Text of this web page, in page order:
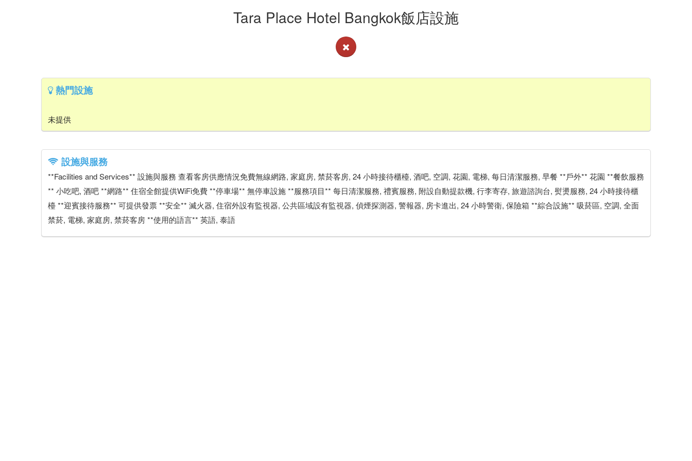
Tara Place Hotel Bangkok飯店設施
熱門設施
未提供
設施與服務
**Facilities and Services** 設施與服務 查看客房供應情況免費無線網路, 家庭房, 禁菸客房, 24 小時接待櫃檯, 酒吧, 空調, 花園, 電梯, 每日清潔服務, 早餐 **戶外** 花園 **餐飲服務
** 小吃吧, 酒吧 **網路** 住宿全館提供WiFi免費 **停車場** 無停車設施 **服務項目** 每日清潔服務, 禮賓服務, 附設自動提款機, 行李寄存, 旅遊諮詢台, 熨燙服務, 24 小時接待櫃
檯 **迎賓接待服務** 可提供發票 **安全** 滅火器, 住宿外設有監視器, 公共區域設有監視器, 偵煙探測器, 警報器, 房卡進出, 24 小時警衛, 保險箱 **綜合設施** 吸菸區, 空調, 全面
禁菸, 電梯, 家庭房, 禁菸客房 **使用的語言** 英語, 泰語